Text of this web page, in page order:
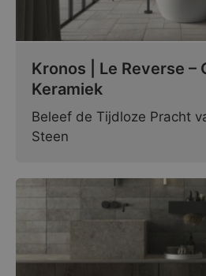
Kronos | Le Reverse –
Keramiek
Beleef de Tijdloze Pracht
Steen